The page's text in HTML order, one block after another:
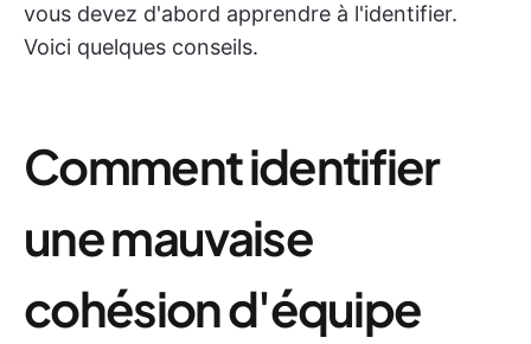
vous devez d'abord apprendre à l'identifier.
Voici quelques conseils.
Comment identifier
une mauvaise
cohésion d'équipe